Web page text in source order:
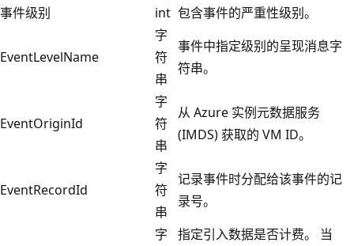
事件级别
int 包含事件的严重性级别。
EventLevelName
字
符
串
事件中指定级别的呈现消息字
符串。
EventOriginId
字
符
串
从 Azure 实例元数据服务
(IMDS) 获取的 VM ID。
EventRecordId
字
符
串
记录事件时分配给该事件的记
录号。
字
指定引入数据是否计费。 当